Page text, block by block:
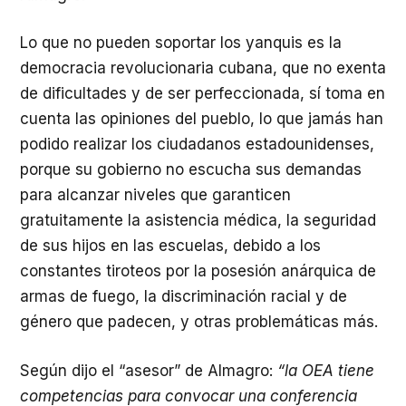
Lo que no pueden soportar los yanquis es la
democracia revolucionaria cubana, que no exenta
de dificultades y de ser perfeccionada, sí toma en
cuenta las opiniones del pueblo, lo que jamás han
podido realizar los ciudadanos estadounidenses,
porque su gobierno no escucha sus demandas
para alcanzar niveles que garanticen
gratuitamente la asistencia médica, la seguridad
de sus hijos en las escuelas, debido a los
constantes tiroteos por la posesión anárquica de
armas de fuego, la discriminación racial y de
género que padecen, y otras problemáticas más.
Según dijo el “asesor” de Almagro: “la OEA tiene
competencias para convocar una conferencia